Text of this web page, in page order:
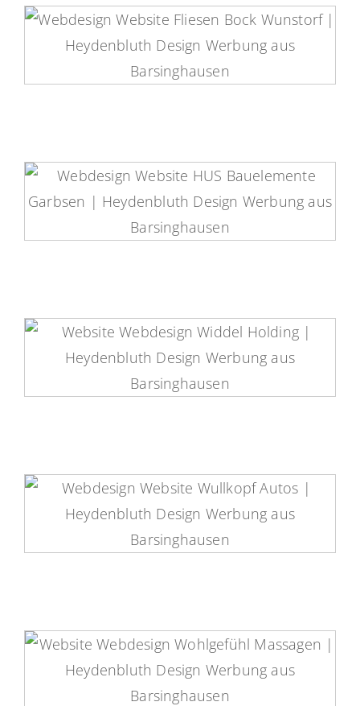
Fliesen Bock Wunstorf Website
HUS Bauelemente Website
Widdel Holding Website
Wullkopf-Autos Website
Wohlgefühl Massagen Website